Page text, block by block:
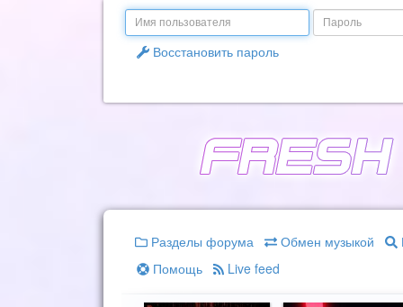
Email
Пароль
Восстановить пароль
Разделы форума Обмен музыкой
Помощь
Live feed